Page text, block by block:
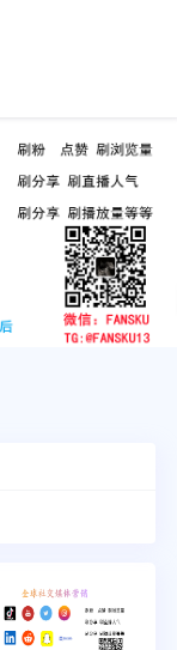
Facebook
TikTok
YouTube
Telegram